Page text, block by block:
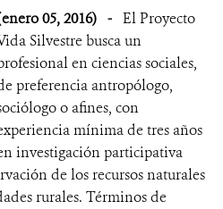
05, 2016) - El Proyecto
Silvestre busca un
en ciencias sociales,
preferencia antropólogo,
o afines, con
mínima de tres años
investigación participativa
de los recursos naturales
rurales. Términos de